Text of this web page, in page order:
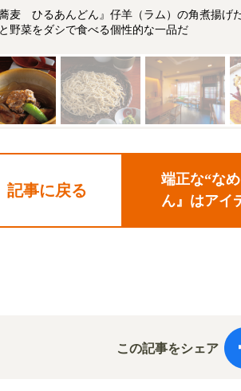
蕎麦 ひるあんどん』仔羊（ラム）の角煮揚
野菜をダシで食べる個性的な一品だ
記事に戻る
端正な“な
ん』はアイ
この記事をシェア